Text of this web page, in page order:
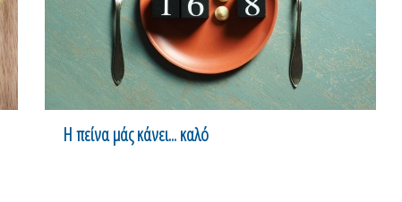
Η πείνα μάς κάνει... καλό